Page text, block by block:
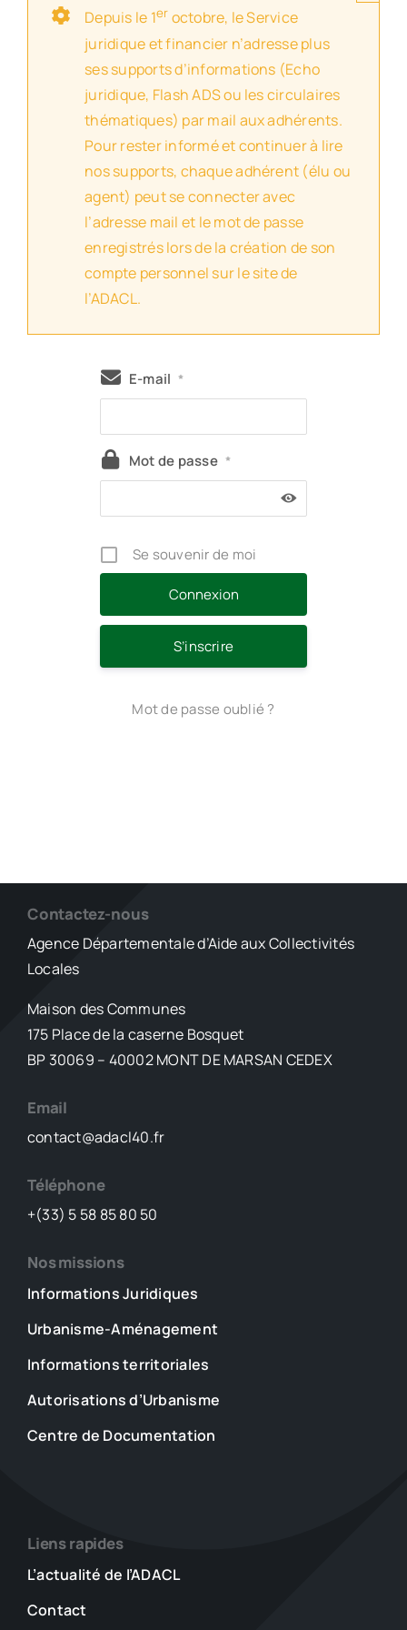
Depuis le 1er octobre, le Service
juridique et financier n’adresse plus
ses supports d’informations (Echo
juridique, Flash ADS ou les circulaires
thématiques) par mail aux adhérents.
Pour rester informé et continuer à lire
nos supports, chaque adhérent (élu ou
agent) peut se connecter avec
l’adresse mail et le mot de passe
enregistrés lors de la création de son
compte personnel sur le site de
l’ADACL.
E-mail *
Mot de passe *
Se souvenir de moi
S’inscrire
Mot de passe oublié ?
Contactez-nous
Agence Départementale d’Aide aux Collectivités
Locales
Maison des Communes
175 Place de la caserne Bosquet
BP 30069 – 40002 MONT DE MARSAN CEDEX
Email
contact@adacl40.fr
Téléphone
+(33) 5 58 85 80 50
Nos missions
Informations Juridiques
Urbanisme-Aménagement
Informations territoriales
Autorisations d’Urbanisme
Centre de Documentation
Liens rapides
L’actualité de l’ADACL
Contact